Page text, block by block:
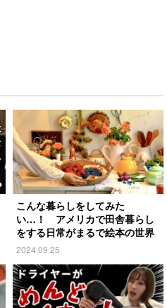
こんな暮らしをしてみた
い…！ アメリカで田舎暮らし
をする日常がまるで絵本の世界
2024.09.25